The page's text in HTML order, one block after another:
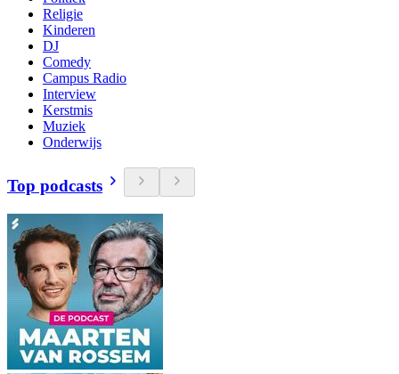
Religie
Kinderen
DJ
Comedy
Campus Radio
Interview
Kerstmis
Muziek
Onderwijs
Top podcasts